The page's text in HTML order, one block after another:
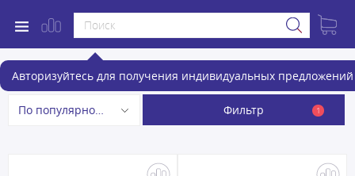
Авторизуйтесь для получения индивидуальных предложений
Подгузники и трусики
По популярности Фильтр 1